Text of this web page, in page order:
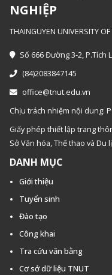
NGHIỆP
THAINGUYEN UNIVERSITY
Số 666 Đường 3-2, P.Tích
(84)2083847145
office@tnut.edu.vn
Chịu trách nhiệm nội dung:
Giấy phép thiết lập trang
Sở Văn hóa, Thế thao và Du
DANH MỤC
Giới thiệu
Tuyển sinh
Đào tạo
Công khai
Tra cứu văn bằng
Cơ sở dữ liệu TNUT